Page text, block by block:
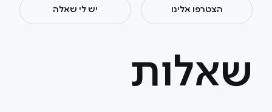
הצטרפו אלינו יש לי שאלה
שאלות